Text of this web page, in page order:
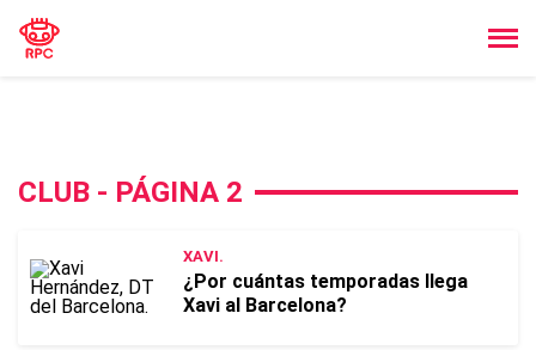
CLUB - PÁGINA 2
XAVI.
¿Por cuántas temporadas llega
Xavi al Barcelona?